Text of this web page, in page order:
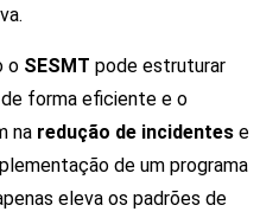
o SESMT pode estruturar
forma eficiente e o
na redução de incidentes e
de um programa
eleva os padrões de